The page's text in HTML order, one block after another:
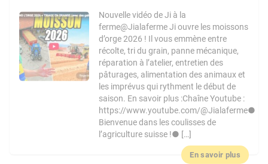
Nouvelle vidéo de Ji à la
ferme@Jialaferme Ji ouvre les moissons
d’orge 2026 ! Il vous emmène entre
récolte, tri du grain, panne mécanique,
réparation à l’atelier, entretien des
pâturages, alimentation des animaux et
les imprévus qui rythment le début de
saison. En savoir plus :Chaîne Youtube :
https://www.youtube.com/@Jialaferme●
Bienvenue dans les coulisses de
l’agriculture suisse !● […]
En savoir plus